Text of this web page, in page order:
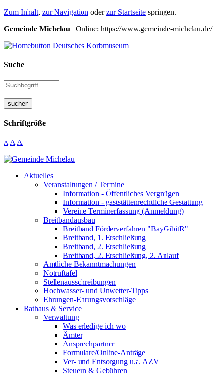
Zum Inhalt, zur Navigation oderzur Startseite springen.
Gemeinde Michelau | Online: https://www.gemeinde-michelau.de/
Suche
suchen
Schriftgröße
A A A
Aktuelles
Veranstaltungen / Termine
Information - Öffentliches Vergnügen
Information - gaststättenrechtliche Gestattung
Vereine Terminerfassung (Anmeldung)
Breitbandausbau
Breitband Förderverfahren "BayGibitR"
Breitband, 1. Erschließung
Breitband, 2. Erschließung
Breitband, 2. Erschließung, 2. Anlauf
Amtliche Bekanntmachungen
Notruftafel
Stellenausschreibungen
Hochwasser- und Unwetter-Tipps
Ehrungen-Ehrungsvorschläge
Rathaus & Service
Verwaltung
Was erledige ich wo
Ämter
Ansprechpartner
Formulare/Online-Anträge
Ver- und Entsorgung u.a. AZV
Steuern & Gebühren